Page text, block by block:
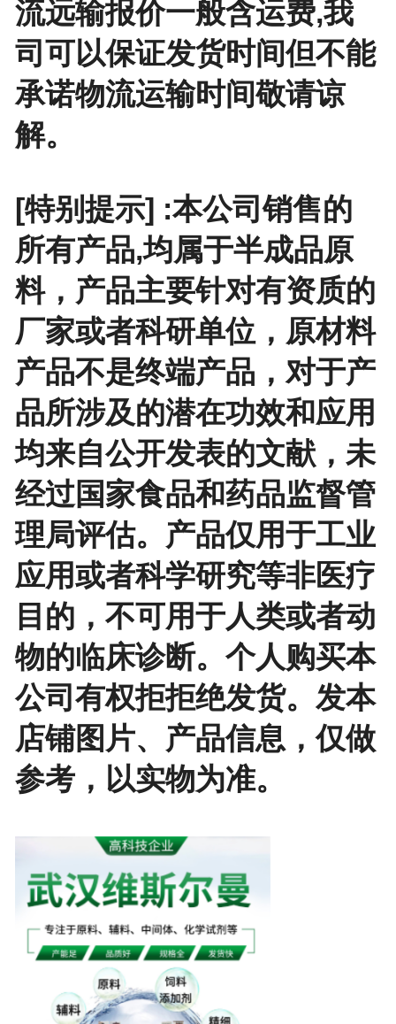
流远输报价一般含运费,我
司可以保证发货时间但不能
承诺物流运输时间敬请谅
解。
[特别提示] :本公司销售的
所有产品,均属于半成品原
料，产品主要针对有资质的
厂家或者科研单位，原材料
产品不是终端产品，对于产
品所涉及的潜在功效和应用
均来自公开发表的文献，未
经过国家食品和药品监督管
理局评估。产品仅用于工业
应用或者科学研究等非医疗
目的，不可用于人类或者动
物的临床诊断。个人购买本
公司有权拒拒绝发货。发本
店铺图片、产品信息，仅做
参考，以实物为准。